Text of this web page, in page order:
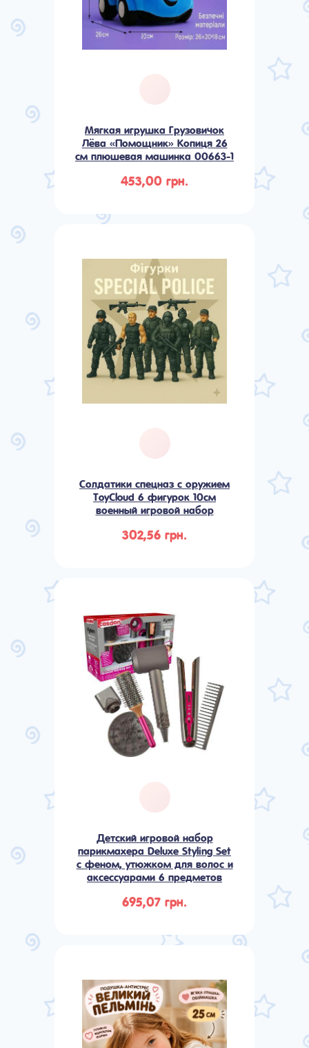
Мягкая игрушка Грузовичок
Лёва «Помощник» Копиця 26
см плюшевая машинка 00663-1
453,00 грн.
Солдатики спецназ с оружием
ToyCloud 6 фигурок 10см
военный игровой набор
302,56 грн.
Детский игровой набор
парикмахера Deluxe Styling Set
с феном, утюжком для волос и
аксессуарами 6 предметов
695,07 грн.